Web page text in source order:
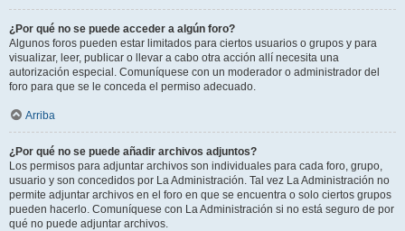
¿Por qué no se puede acceder a algún foro?
Algunos foros pueden estar limitados para ciertos usuarios o grupos y para
visualizar, leer, publicar o llevar a cabo otra acción allí necesita una
autorización especial. Comuníquese con un moderador o administrador del
foro para que se le conceda el permiso adecuado.
Arriba
¿Por qué no se puede añadir archivos adjuntos?
Los permisos para adjuntar archivos son individuales para cada foro, grupo,
usuario y son concedidos por La Administración. Tal vez La Administración no
permite adjuntar archivos en el foro en que se encuentra o solo ciertos grupos
pueden hacerlo. Comuníquese con La Administración si no está seguro de por
qué no puede adjuntar archivos.